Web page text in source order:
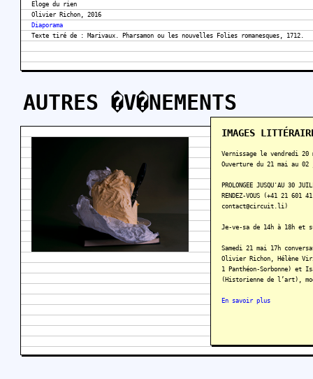
Eloge du rien
Olivier Richon, 2016
Diaporama
Texte tiré de : Marivaux. Pharsamon ou les nouvelles Folies romanesques, 1712.
AUTRES �V�NEMENTS
IMAGES
Vernissage le vendredi 20
Ouverture du 21 mai au
PROLONGEE JUSQU'AU 30
RENDEZ-VOUS (+41 21 601
contact@circuit.li)
Je-ve-sa de 14h à 18h et
Samedi 21 mai 17h
Olivier Richon, Hélène
1 Panthéon-Sorbonne) et
(Historienne de l’art),
En savoir plus